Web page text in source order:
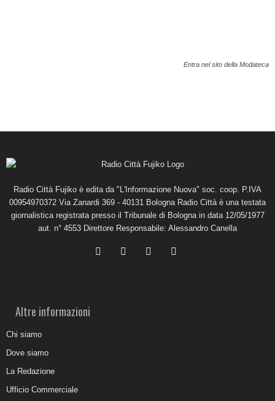
Entra nel sito della Modateca
Radio Città Fujiko è edita da "L'Informazione Nuova" soc. coop. P.IVA
00954970372 Via Zanardi 369 - 40131 Bologna Radio Città è una testata
giornalistica registrata presso il Tribunale di Bologna in data 12/05/1977
aut. n° 4553 Direttore Responsabile: Alessandro Canella
Altre informazioni
Chi siamo
Dove siamo
La Redazione
Ufficio Commerciale